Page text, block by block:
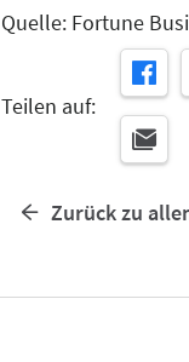
Quelle: Fortune
Teilen auf:
Zurück zu